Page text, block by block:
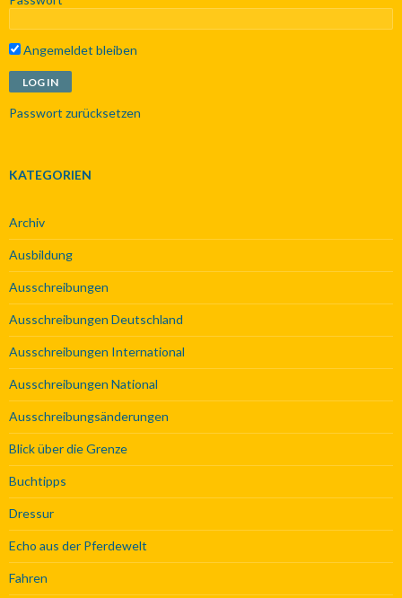
Angemeldet bleiben
Passwort zurücksetzen
KATEGORIEN
Archiv
Ausbildung
Ausschreibungen
Ausschreibungen Deutschland
Ausschreibungen International
Ausschreibungen National
Ausschreibungsänderungen
Blick über die Grenze
Buchtipps
Dressur
Echo aus der Pferdewelt
Fahren